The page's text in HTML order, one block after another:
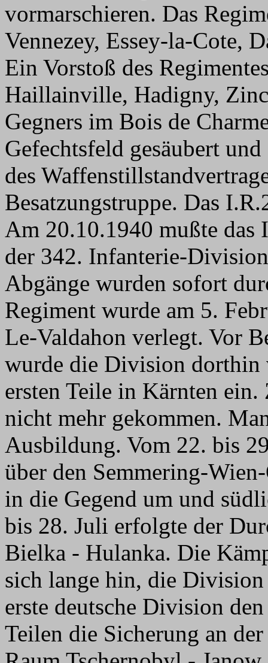
vormarschieren. Das
Vennezey, Essey-la-Cote,
Ein Vorstoß des
Haillainville, Hadigny,
Gegners im Bois de
Gefechtsfeld gesäubert
des
Besatzungstruppe. Das
Am 20.10.1940 mußte
der 342. Infanterie-
Abgänge wurden sofort
Regiment wurde am 5.
Le-Valdahon verlegt. Vor
wurde die Division dorthin
ersten Teile in Kärnten
nicht mehr gekommen.
Ausbildung. Vom 22. bis
über den Semmering-
in die Gegend um und
bis 28. Juli erfolgte der
Bielka - Hulanka. Die
sich lange hin, die Division
erste deutsche Division
Teilen die Sicherung an